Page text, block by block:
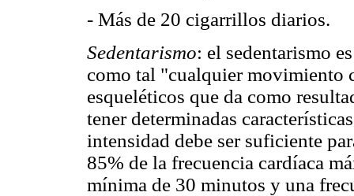
- Más de 20 cigarrillos diarios.
Sedentarismo: el sedentarismo
como tal "cualquier movimiento
esqueléticos que da como
tener determinadas
intensidad debe ser suficiente
85% de la frecuencia cardíaca
mínima de 30 minutos y una